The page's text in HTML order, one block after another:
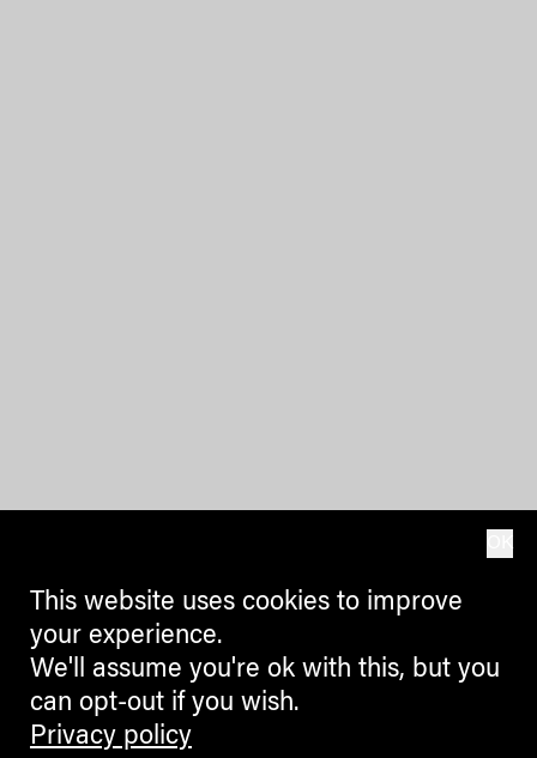
This website uses cookies to improve
your experience.
We'll assume you're ok with this, but you
can opt-out if you wish.
Privacy policy